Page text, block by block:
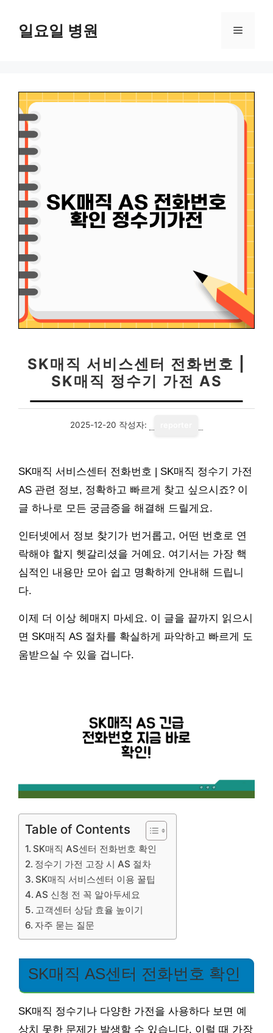
일요일 병원 메
SK매직 서비스센터 전화번호 |
SK매직 정수기 가전 AS
2025-12-20 작성자:
SK매직 서비스센터 전화번호 | SK매직 정수기 가전
AS 관련 정보, 정확하고 빠르게 찾고 싶으시죠? 이
글 하나로 모든 궁금증을 해결해 드릴게요.
인터넷에서 정보 찾기가 번거롭고, 어떤 번호로 연
락해야 할지 헷갈리셨을 거예요. 여기서는 가장 핵
심적인 내용만 모아 쉽고 명확하게 안내해 드립니
다.
이제 더 이상 헤매지 마세요. 이 글을 끝까지 읽으시
면 SK매직 AS 절차를 확실하게 파악하고 빠르게 도
움받으실 수 있을 겁니다.
Table of Contents
SK매직 AS센터 전화번호 확인
정수기 가전 고장 시 AS 절차
SK매직 서비스센터 이용 꿀팁
AS 신청 전 꼭 알아두세요
고객센터 상담 효율 높이기
자주 묻는 질문
SK매직 AS센터 전화번호 확인
SK매직 정수기나 다양한 가전을 사용하다 보면 예
상치 못한 문제가 발생할 수 있습니다. 이럴 때 가장